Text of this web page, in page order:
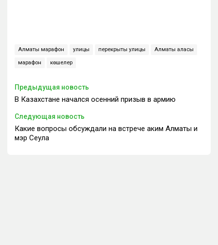
Алматы марафон улицы перекрыты улицы Алматы қаласы
марафон көшелер
Предыдущая новость
В Казахстане начался осенний призыв в армию
Следующая новость
Какие вопросы обсуждали на встрече аким Алматы и
мэр Сеула